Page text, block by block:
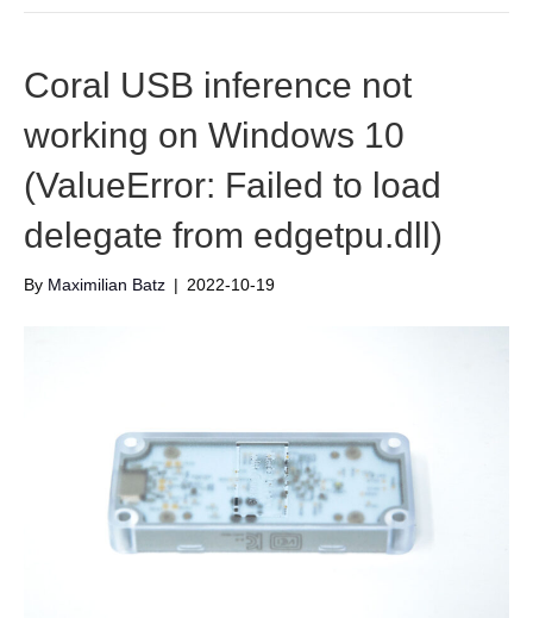
Coral USB inference not
working on Windows 10
(ValueError: Failed to load
delegate from edgetpu.dll)
By Maximilian Batz | 2022-10-19